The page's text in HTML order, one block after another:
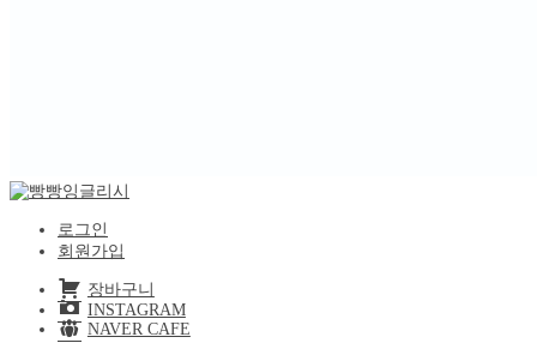
로그인
회원가입
장바구니
INSTAGRAM
NAVER CAFE